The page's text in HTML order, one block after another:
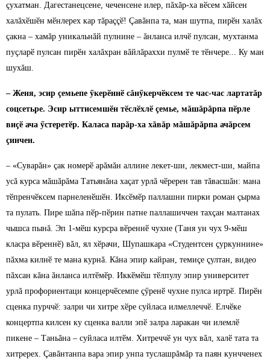
çухатман. Дагестанецсене, чеченсене илер, пăхăр-ха вӗсем хăйсен
халăхӗшӗн мӗнлерех кар тăраççӗ! Çавăнпа та, ман шутпа, пирӗн халăх
çакна – хамăр уникальнăй пулнине – ăнланса илчӗ пулсан, мухтанма
пуçларӗ пулсан пирӗн халăхран вăйлăраххи пулмӗ те тӗнчере... Ку ман
шухăш.
– Женя, эсир çемьепе ӳкерӗннӗ сăнӳкерчӗксем те час-час лартатăр
соцсетьре. Эсир ыттисемшӗн тӗслӗхлӗ çемье, мăшăрăрпа пӗрле
виçӗ ача ӳстеретӗр. Каласа парăр-ха хăвăр мăшăрăрпа ачăрсем
çинчен.
– «Суварăн» çак номерӗ арăмăн аллине лекет-ши, лекмест-ши, майпа
усă курса мăшăрăма Татьянăна хаçат урлă чӗререн тав тăвасшăн: мана
тӗпренчӗксем парнеленӗшӗн. Иксӗмӗр паллашни пирки роман çырма
та пулать. Пире шăпа пӗр-пӗрин патне паллашиччен тахçан малтанах
чышса пынă. Эп 1-мӗш курсра вӗреннӗ чухне (Таня ун чух 9-мӗш
класра вӗреннӗ) вăл, ял хӗрачи, Шупашкара «Студентсен çуркуннине»
пăхма килнӗ те мана курнă. Кăна эпир кайран, темиçе çултан, видео
пăхсан кăна ăнланса илтӗмӗр. Иккӗмӗш тӗлпулу эпир университет
урлă профориентаци концерчӗсемпе çӳренӗ чухне пулса иртрӗ. Пирӗн
сценка пурччӗ: залри чи хитре хӗре суйласа илмеллеччӗ. Елчӗке
концертпа килсен ку сценка валли эпӗ залра ларакан чи илемлӗ
пикене – Таньăна – суйласа илтӗм. Хитреччӗ ун чух вăл, халӗ тата та
хитререх. Çавăнтанпа вара эпир унпа туслашрăмăр та паян кунчченех